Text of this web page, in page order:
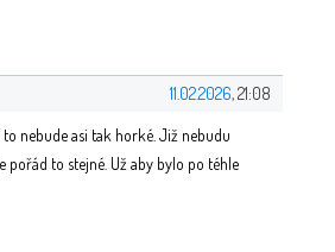
11.02.2026, 21:08
nebude asi tak horké. Již nebudu
pořád to stejné. Už aby bylo po téhle